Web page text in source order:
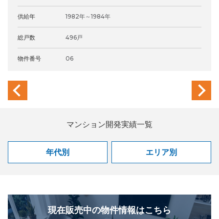
供給年 1982年～1984年
総戸数 496戸
物件番号 06
マンション開発実績一覧
年代別 エリア別
現在販売中の物件情報はこちら